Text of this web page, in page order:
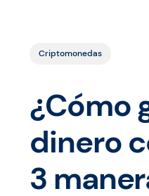
Criptomonedas
¿Cómo
dinero
3